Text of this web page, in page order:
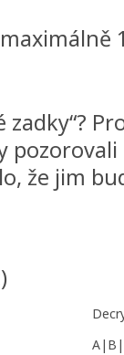
zadky“?
že jim
)